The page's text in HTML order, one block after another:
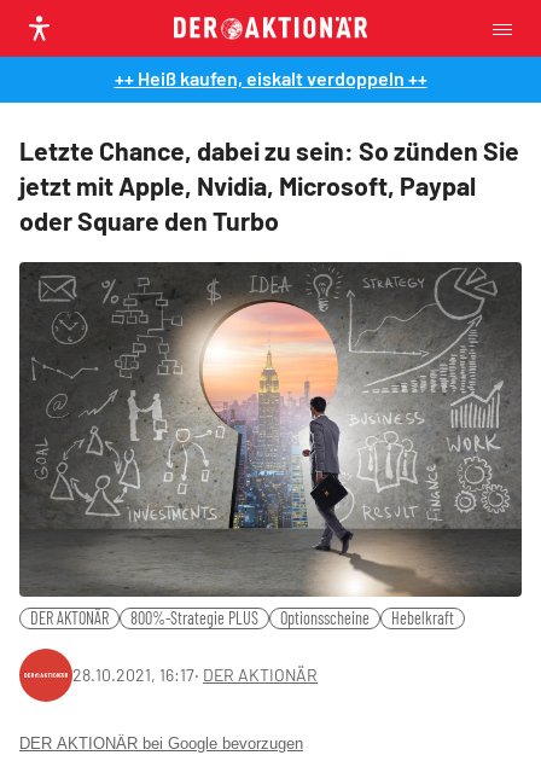
++ Heiß kaufen, eiskalt verdoppeln ++
Letzte Chance, dabei zu sein: So zünden Sie
jetzt mit Apple, Nvidia, Microsoft, Paypal
oder Square den Turbo
DER AKTONÄR 800%-Strategie PLUS Optionsscheine Hebelkraft
28.10.2021, 16:17‧ DER AKTIONÄR
DER AKTIONÄR bei Google bevorzugen